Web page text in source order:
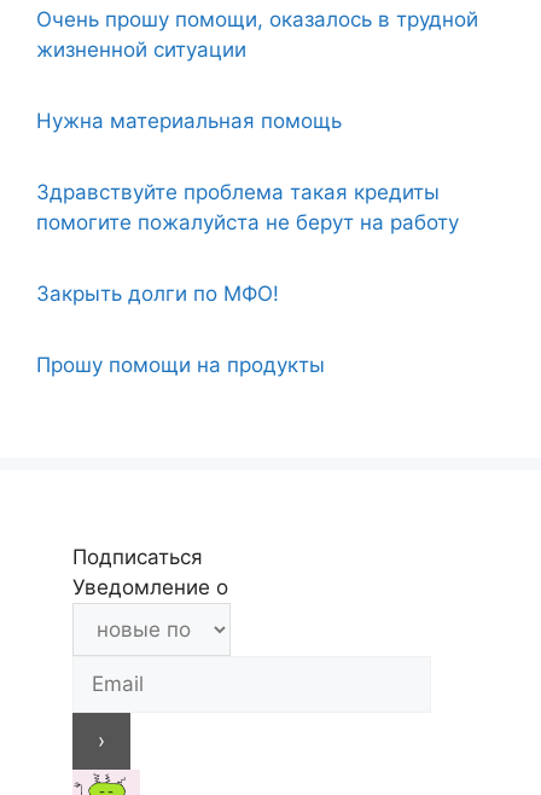
Очень прошу помощи, оказалось в трудной
жизненной ситуации
Нужна материальная помощь
Здравствуйте проблема такая кредиты
помогите пожалуйста не берут на работу
Закрыть долги по МФО!
Прошу помощи на продукты
Подписаться
Уведомление о